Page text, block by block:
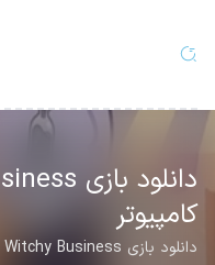
کامپیوتر